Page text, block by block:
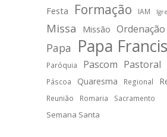
Festa Formação IAM
Missa Missão Ordenação
Papa Papa
Paróquia Pascom Pastoral
Páscoa Quaresma Regional
Reunião Romaria Sacramento
Semana Santa